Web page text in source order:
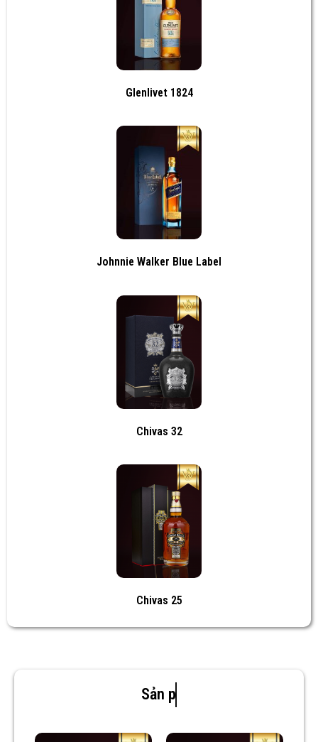
Glenlivet 1824
Johnnie Walker Blue Label
Chivas 32
Chivas 25
Sản phẩm mới